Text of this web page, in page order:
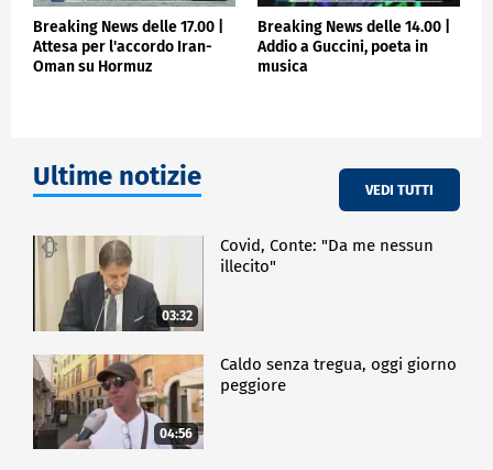
Breaking News delle 17.00 |
Attesa per l'accordo Iran-
Oman su Hormuz
Breaking News delle 14.00 |
Addio a Guccini, poeta in
musica
Ultime notizie VEDI TUTTI
03:32
Covid, Conte: "Da me nessun
illecito"
04:56
Caldo senza tregua, oggi giorno
peggiore